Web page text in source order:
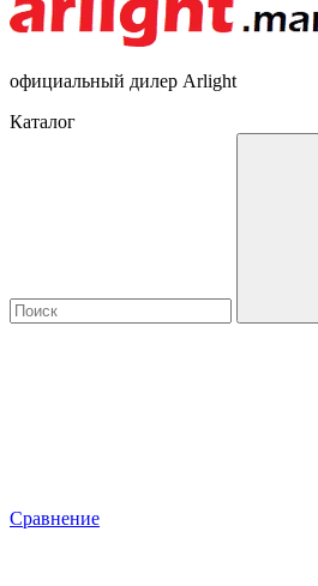
официальный дилер Arlight
Каталог
Сравнение